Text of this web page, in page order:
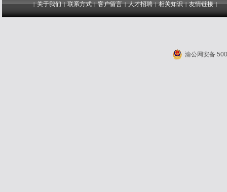
|关于我们 |联系方式 |客户留言 |人才招聘 |相关知识 |友情链接 |
渝公网安备